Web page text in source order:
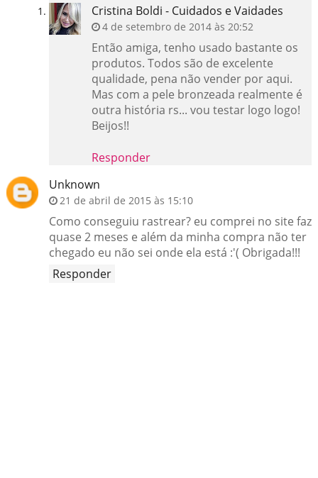
Cristina Boldi - Cuidados e Vaidades
4 de setembro de 2014 às 20:52
Então amiga, tenho usado bastante os
produtos. Todos são de excelente
qualidade, pena não vender por aqui.
Mas com a pele bronzeada realmente é
outra história rs... vou testar logo logo!
Beijos!!
Responder
Unknown
21 de abril de 2015 às 15:10
Como conseguiu rastrear? eu comprei no site faz
quase 2 meses e além da minha compra não ter
chegado eu não sei onde ela está :'( Obrigada!!!
Responder